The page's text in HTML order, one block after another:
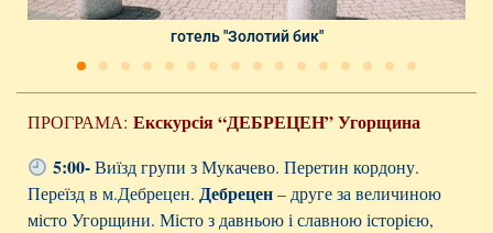
готель "Золотий бик"
ПРОГРАМА: Екскурсія“ДЕБРЕЦЕН” Угорщина
5:00-Виїзд групи з Мукачево. Перетин кордону.
Переїзд в м.Дебрецен. Дебрецен– друге за величиною
місто Угорщини. Місто з давньою і славною історією,